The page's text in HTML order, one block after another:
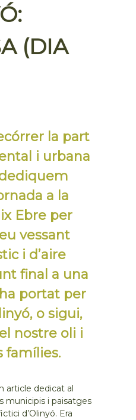
(DIA
la part
i urbana
a la
Ebre per
vessant
i d’aire
final a una
portat per
o sigui,
nostre oli i
famílies.
article dedicat al
municipis i paisatges
d’Olinyó. Era